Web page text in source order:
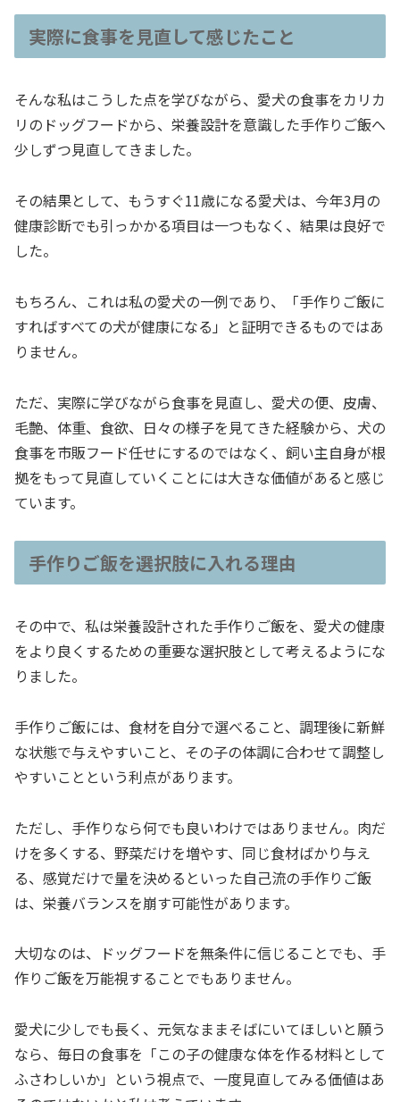
実際に食事を見直して感じたこと
そんな私はこうした点を学びながら、愛犬の食事をカリカ
リのドッグフードから、栄養設計を意識した手作りご飯へ
少しずつ見直してきました。
その結果として、もうすぐ11歳になる愛犬は、今年3月の
健康診断でも引っかかる項目は一つもなく、結果は良好で
した。
もちろん、これは私の愛犬の一例であり、「手作りご飯に
すればすべての犬が健康になる」と証明できるものではあ
りません。
ただ、実際に学びながら食事を見直し、愛犬の便、皮膚、
毛艶、体重、食欲、日々の様子を見てきた経験から、犬の
食事を市販フード任せにするのではなく、飼い主自身が根
拠をもって見直していくことには大きな価値があると感じ
ています。
手作りご飯を選択肢に入れる理由
その中で、私は栄養設計された手作りご飯を、愛犬の健康
をより良くするための重要な選択肢として考えるようにな
りました。
手作りご飯には、食材を自分で選べること、調理後に新鮮
な状態で与えやすいこと、その子の体調に合わせて調整し
やすいことという利点があります。
ただし、手作りなら何でも良いわけではありません。肉だ
けを多くする、野菜だけを増やす、同じ食材ばかり与え
る、感覚だけで量を決めるといった自己流の手作りご飯
は、栄養バランスを崩す可能性があります。
大切なのは、ドッグフードを無条件に信じることでも、手
作りご飯を万能視することでもありません。
愛犬に少しでも長く、元気なままそばにいてほしいと願う
なら、毎日の食事を「この子の健康な体を作る材料として
ふさわしいか」という視点で、一度見直してみる価値はあ